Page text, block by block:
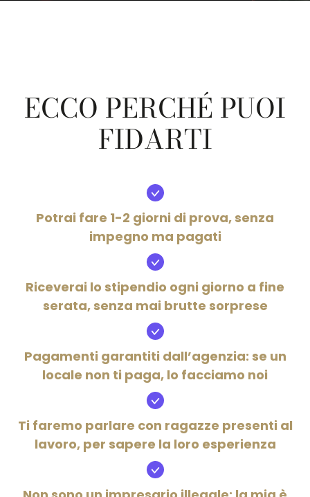
ECCO PERCHÉ PUOI
FIDARTI
Potrai fare 1-2 giorni di prova, senza
impegno ma pagati
Riceverai lo stipendio ogni giorno a fine
serata, senza mai brutte sorprese
Pagamenti garantiti dall’agenzia: se un
locale non ti paga, lo facciamo noi
Ti faremo parlare con ragazze presenti al
lavoro, per sapere la loro esperienza